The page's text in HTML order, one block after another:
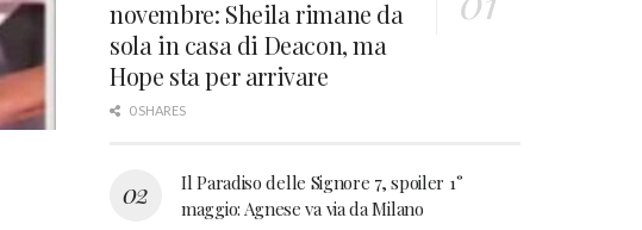
novembre: Sheila rimane da
sola in casa di Deacon, ma
Hope sta per arrivare
0 SHARES
Il Paradiso delle Signore 7, spoiler 1°
maggio: Agnese va via da Milano